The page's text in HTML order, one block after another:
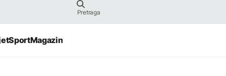
SportMagazin